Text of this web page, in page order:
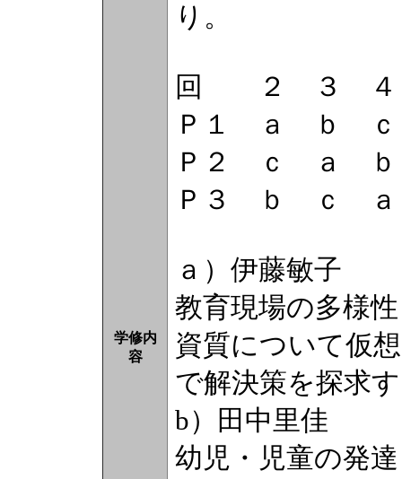
学修内
容
り。
回 ２ ３ ４
Ｐ１ ａ ｂ ｃ
Ｐ２ ｃ ａ ｂ
Ｐ３ ｂ ｃ ａ
ａ）伊藤敏子
教育現場の多様
資質について仮
で解決策を探求
b）田中里佳
幼児・児童の発